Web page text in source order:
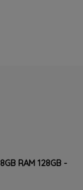
RAM 128GB -